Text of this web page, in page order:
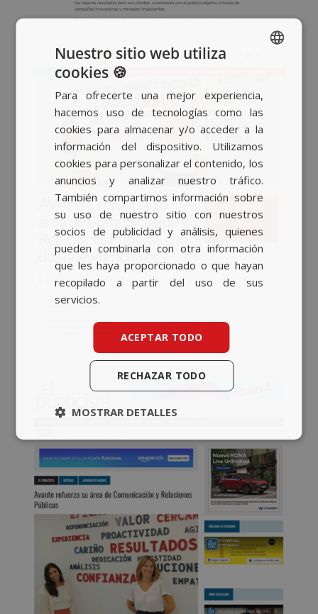
BASQUE
ENGLISH
Nuestro sitio web utiliza
cookies 🍪
Para ofrecerte una mejor experiencia,
hacemos uso de tecnologías como las
cookies para almacenar y/o acceder a la
información del dispositivo. Utilizamos
cookies para personalizar el contenido, los
anuncios y analizar nuestro tráfico.
También compartimos información sobre
su uso de nuestro sitio con nuestros
socios de publicidad y análisis, quienes
pueden combinarla con otra información
que les haya proporcionado o que hayan
recopilado a partir del uso de sus
servicios.
ACEPTAR TODO
RECHAZAR TODO
MOSTRAR DETALLES